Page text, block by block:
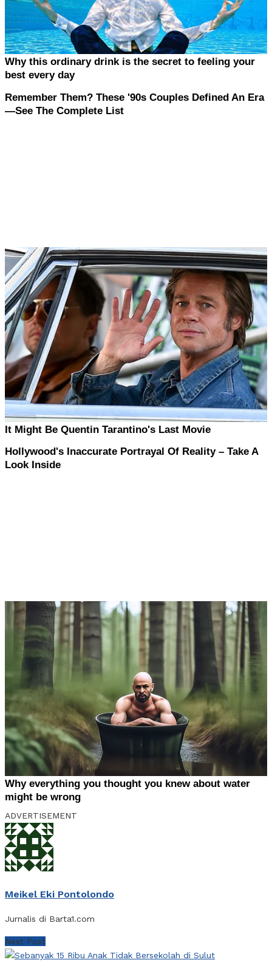
ADVERTISEMENT
Meikel Eki Pontolondo
Jurnalis di Barta1.com
Next Post